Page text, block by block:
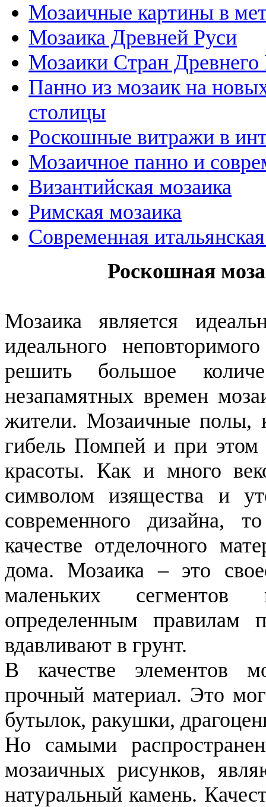
Мозаичные картины в
Мозаика Древней Руси
Мозаики Стран
Панно из мозаик на
столицы
Роскошные витражи в
Мозаичное панно и
Византийская мозаика
Римская мозаика
Современная
Роскошная
Мозаика является
идеального
решить большое
незапамятных времен
жители. Мозаичные полы,
гибель Помпей и при этом
красоты. Как и много
символом изящества и
современного дизайна,
качестве отделочного
дома. Мозаика – это
маленьких сегментов
определенным правилам
вдавливают в грунт.
В качестве элементов
прочный материал. Это
бутылок, ракушки,
Но самыми
мозаичных рисунков,
натуральный камень.